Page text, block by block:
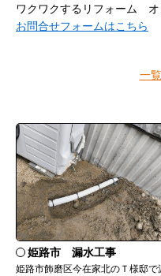
ワクワクするリフォーム オ
お問合せフォームはこちら
一
姫路市 漏水工事
姫路市飾磨区今在家北のＴ様邸で